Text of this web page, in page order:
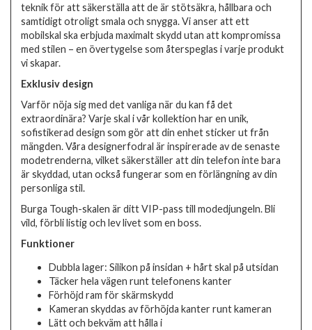
teknik för att säkerställa att de är stötsäkra, hållbara och
samtidigt otroligt smala och snygga. Vi anser att ett
mobilskal ska erbjuda maximalt skydd utan att kompromissa
med stilen – en övertygelse som återspeglas i varje produkt
vi skapar.
Exklusiv design
Varför nöja sig med det vanliga när du kan få det
extraordinära? Varje skal i vår kollektion har en unik,
sofistikerad design som gör att din enhet sticker ut från
mängden. Våra designerfodral är inspirerade av de senaste
modetrenderna, vilket säkerställer att din telefon inte bara
är skyddad, utan också fungerar som en förlängning av din
personliga stil.
Burga Tough-skalen är ditt VIP-pass till modedjungeln. Bli
vild, förbli listig och lev livet som en boss.
Funktioner
Dubbla lager: Silikon på insidan + hårt skal på utsidan
Täcker hela vägen runt telefonens kanter
Förhöjd ram för skärmskydd
Kameran skyddas av förhöjda kanter runt kameran
Lätt och bekväm att hålla i